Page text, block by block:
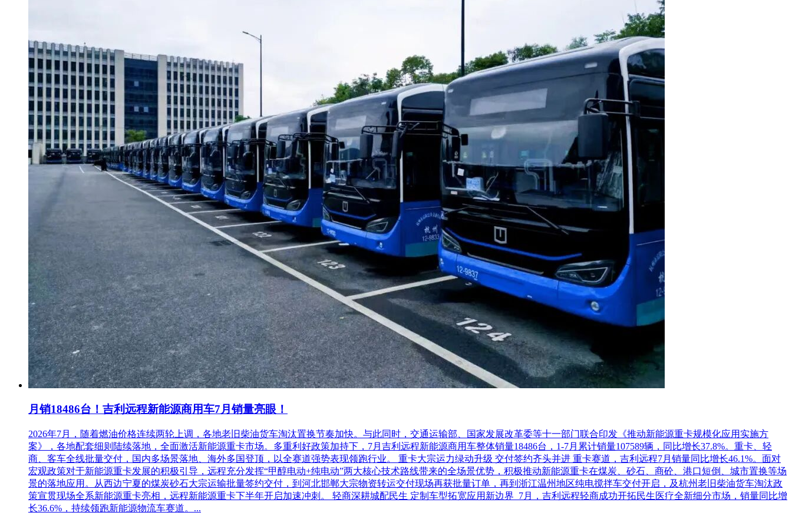
月销18486台！吉利远程新能源商用车7月销量亮眼！
2026年7月，随着燃油价格连续两轮上调，各地老旧柴油货车淘汰置换节奏加快。与此同时，交通运输部、国家发展改革委等十一部门联合印发《推动新能源重卡规模化应用实施方
案》，各地配套细则陆续落地，全面激活新能源重卡市场。多重利好政策加持下，7月吉利远程新能源商用车整体销量18486台，1-7月累计销量107589辆，同比增长37.8%。重卡、轻
商、客车全线批量交付，国内多场景落地、海外多国登顶，以全赛道强势表现领跑行业。 重卡大宗运力绿动升级 交付签约齐头并进 重卡赛道，吉利远程7月销量同比增长46.1%。面对
宏观政策对于新能源重卡发展的积极引导，远程充分发挥“甲醇电动+纯电动”两大核心技术路线带来的全场景优势，积极推动新能源重卡在煤炭、砂石、商砼、港口短倒、城市置换等场
景的落地应用。从西边宁夏的煤炭砂石大宗运输批量签约交付，到河北邯郸大宗物资转运交付现场再获批量订单，再到浙江温州地区纯电搅拌车交付开启，及杭州老旧柴油货车淘汰政
策宣贯现场全系新能源重卡亮相，远程新能源重卡下半年开启加速冲刺。 轻商深耕城配民生 定制车型拓宽应用新边界 7月，吉利远程轻商成功开拓民生医疗全新细分市场，销量同比增
长36.6%，持续领跑新能源物流车赛道。...